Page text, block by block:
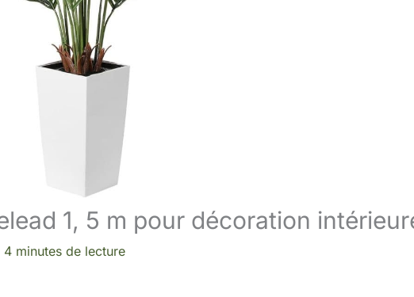
1, 5 m pour décoration
4 minutes de lecture